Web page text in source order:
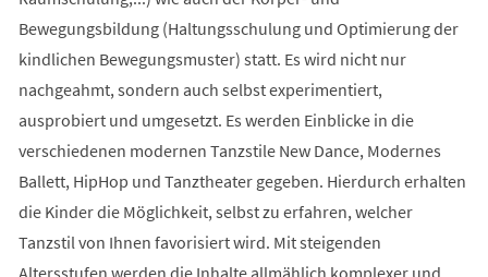
Bewegungsbildung (Haltungsschulung und Optimierung der
kindlichen Bewegungsmuster) statt. Es wird nicht nur
nachgeahmt, sondern auch selbst experimentiert,
ausprobiert und umgesetzt. Es werden Einblicke in die
verschiedenen modernen Tanzstile New Dance, Modernes
Ballett, HipHop und Tanztheater gegeben. Hierdurch erhalten
die Kinder die Möglichkeit, selbst zu erfahren, welcher
Tanzstil von Ihnen favorisiert wird. Mit steigenden
Altersstufen werden die Inhalte allmählich komplexer und